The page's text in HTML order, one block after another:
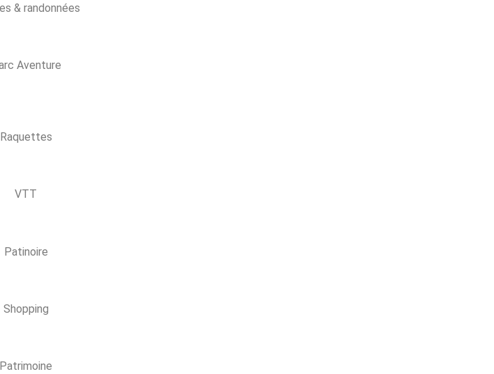
& randonnées
Aventure
Raquettes
VTT
Patinoire
Shopping
Patrimoine